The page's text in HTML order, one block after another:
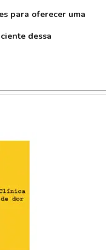
para oferecer uma
dessa